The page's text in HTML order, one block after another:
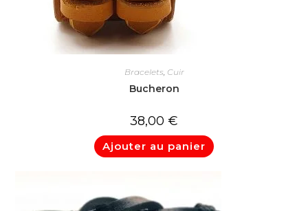
Bracelets Cuir
Bucheron
38,00 €
Ajouter au panier